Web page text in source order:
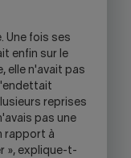
Une fois ses
enfin sur le
elle n'avait pas
reprises
pas une
rapport à
», explique-t-